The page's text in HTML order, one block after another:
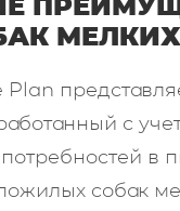
Plan
с
в
собак